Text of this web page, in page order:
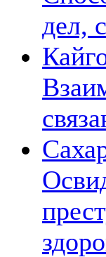
дел,